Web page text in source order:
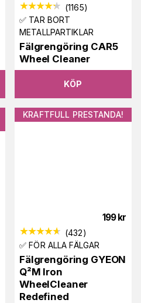
(1165)
✅ TAR BORT
METALLPARTIKLAR
Fälgrengöring CAR5
Wheel Cleaner
KÖP
KRAFTFULL PRESTANDA!
199 kr
(432)
✅ FÖR ALLA FÄLGAR
Fälgrengöring GYEON
Q²M Iron
WheelCleaner
Redefined